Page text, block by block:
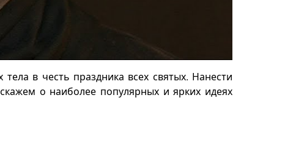
в честь праздника всех святых. Нанести
о наиболее популярных и ярких идеях